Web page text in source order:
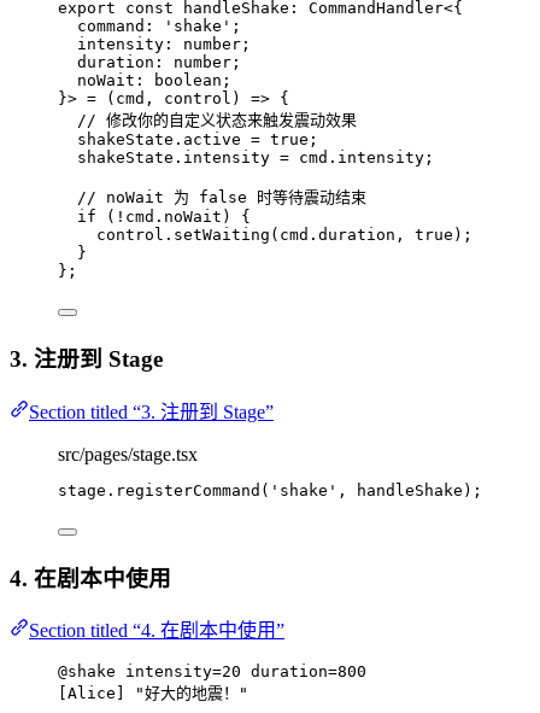
export const handleShake : CommandHandler<{
command : ' shake ' ;
intensity : number ;
duration : number ;
noWait : boolean ;
}> =
( cmd , control )
=> {
// 修改你的自定义状态来触发震动效果
shakeState . active = true ;
shakeState . intensity = cmd . intensity ;
// noWait 为 false 时等待震动结束
if
( ! cmd . noWait )
{
control . setWaiting (cmd . duration , true ) ;
}
} ;
3. 注册到 Stage
Section titled “3. 注册到 Stage”
src/pages/stage.tsx
stage . registerCommand ( ' shake ' , handleShake);
4. 在剧本中使用
Section titled “4. 在剧本中使用”
@shake intensity=20 duration=800
Alice "好大的地震！"